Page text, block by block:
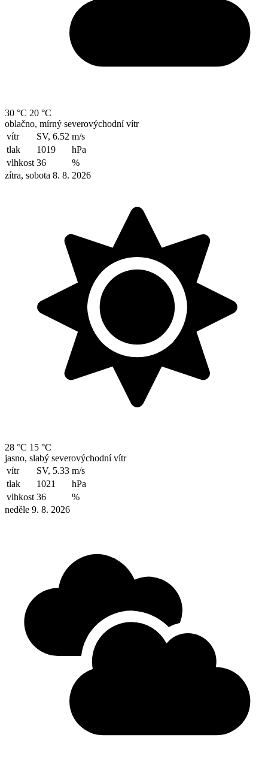
30 °C 20 °C
oblačno, mírný severovýchodní vítr
vítr
SV, 6.52 m/s
tlak
1019
hPa
vlhkost 36
%
zítra, sobota 8. 8. 2026
28 °C 15 °C
jasno, slabý severovýchodní vítr
vítr
SV, 5.33 m/s
tlak
1021
hPa
vlhkost 36
%
neděle 9. 8. 2026